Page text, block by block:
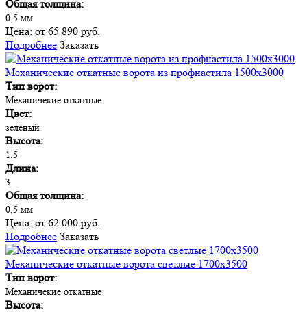
Общая толщина:
0,5 мм
Цена: от 65 890 руб.
Подробнее Заказать
Механические откатные ворота из профнастила 1500х3000
Тип ворот:
Механичекие откатные
Цвет:
зелёный
Высота:
1,5
Длина:
3
Общая толщина:
0,5 мм
Цена: от 62 000 руб.
Подробнее Заказать
Механические откатные ворота светлые 1700х3500
Тип ворот:
Механичекие откатные
Высота: